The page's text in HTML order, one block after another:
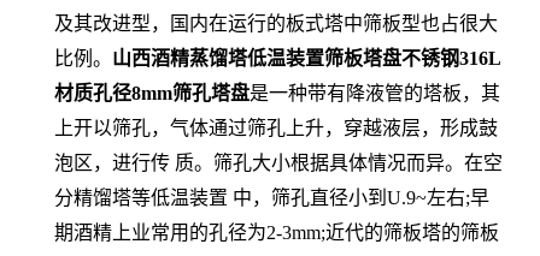
及其改进型，国内在运行的板式塔中筛板型也占很大
比例。 山西酒精蒸馏塔低温装置筛板塔盘不锈钢316L
材质孔径8mm筛孔塔盘是一种带有降液管的塔板，其
上开以筛孔，气体通过筛孔上升，穿越液层，形成鼓
泡区，进行传 质。筛孔大小根据具体情况而异。在空
分精馏塔等低温装置 中，筛孔直径小到U.9~左右;早
期酒精上业常用的孔径为2-3mm;近代的筛板塔的筛板